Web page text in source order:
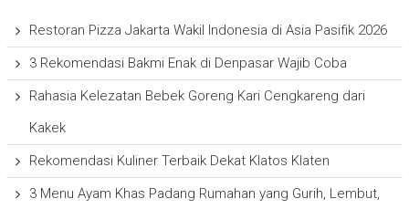
Restoran Pizza Jakarta Wakil Indonesia di Asia Pasifik 2026
3 Rekomendasi Bakmi Enak di Denpasar Wajib Coba
Rahasia Kelezatan Bebek Goreng Kari Cengkareng dari
Kakek
Rekomendasi Kuliner Terbaik Dekat Klatos Klaten
3 Menu Ayam Khas Padang Rumahan yang Gurih, Lembut,